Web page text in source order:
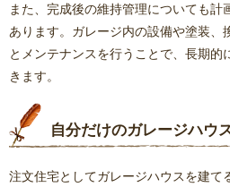
また、完成後の維持管理についても
あります。ガレージ内の設備や塗装、
とメンテナンスを行うことで、長期的
きます。
自分だけのガレージハウ
注文住宅としてガレージハウスを建て